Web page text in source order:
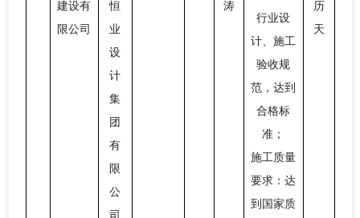
建设有
限公司
恒
业
设
计
集
团
有
限
公
司
涛
行业设
计、施工
验收规
范，达到
合格标
准；
施工质量
要求：达
到国家质
历
天